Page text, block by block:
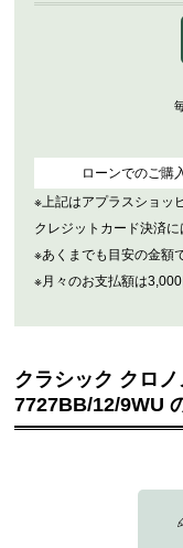
ローンでのご購
※上記はアプラスショッ
クレジットカード決済に
※あくまでも目安の金額
※月々のお支払額は
クラシック クロ
7727BB/12/9WU